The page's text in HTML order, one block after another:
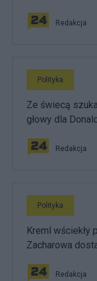
Redakcja
Polityka
Ze świecą
głowy dla
Redakcja
Polityka
Kreml wściekły
Zacharowa
Redakcja